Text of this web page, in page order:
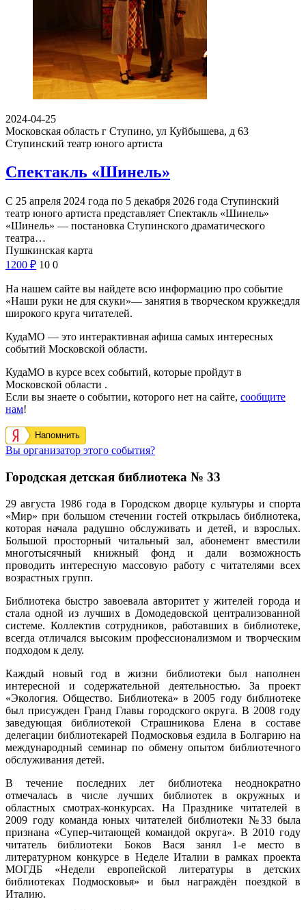
2024-04-25
Московская область г Ступино, ул Куйбышева, д 63
Ступинский театр юного артиста
Спектакль «Шинель»
С 25 апреля 2024 года по 5 декабря 2026 года Ступинский
театр юного артиста представляет Спектакль «Шинель»
«Шинель» — постановка Ступинского драматического
театра…
Пушкинская карта
1200 ₽ 10 0
На нашем сайте вы найдете всю информацию про событие
«Наши руки не для скуки»— занятия в творческом кружке;для
широкого круга читателей.
КудаМО — это интерактивная афиша самых интересных
событий Московской области.
КудаМО в курсе всех событий, которые пройдут в
Московской области .
Если вы знаете о событии, которого нет на сайте, сообщите
нам!
Напомнить
Вы организатор этого события?
Городская детская библиотека № 33
29 августа 1986 года в Городском дворце культуры и спорта
«Мир» при большом стечении гостей открылась библиотека,
которая начала радушно обслуживать и детей, и взрослых.
Большой просторный читальный зал, абонемент вместили
многотысячный книжный фонд и дали возможность
проводить интересную массовую работу с читателями всех
возрастных групп.
Библиотека быстро завоевала авторитет у жителей города и
стала одной из лучших в Домодедовской централизованной
системе. Коллектив сотрудников, работавших в библиотеке,
всегда отличался высоким профессионализмом и творческим
подходом к делу.
Каждый новый год в жизни библиотеки был наполнен
интересной и содержательной деятельностью. За проект
«Экология. Общество. Библиотека» в 2005 году библиотеке
был присужден Гранд Главы городского округа. В 2008 году
заведующая библиотекой Страшникова Елена в составе
делегации библиотекарей Подмосковья ездила в Болгарию на
международный семинар по обмену опытом библиотечного
обслуживания детей.
В течение последних лет библиотека неоднократно
отмечалась в числе лучших библиотек в окружных и
областных смотрах-конкурсах. На Празднике читателей в
2009 году команда юных читателей библиотеки №33 была
признана «Супер-читающей командой округа». В 2010 году
читатель библиотеки Боков Вася занял 1-е место в
литературном конкурсе в Неделе Италии в рамках проекта
МОГДБ «Недели европейской литературы в детских
библиотеках Подмосковья» и был награждён поездкой в
Италию.